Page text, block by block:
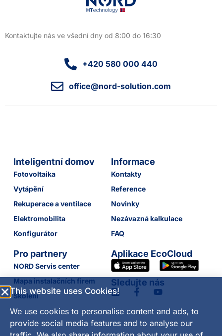
Kontaktujte nás ve všední dny od 8:00 do 16:30
+420 580 000 440
office@nord-solution.com
Inteligentní domov
Fotovoltaika
Vytápění
Rekuperace a ventilace
Elektromobilita
Konfigurátor
Informace
Kontakty
Reference
Novinky
Nezávazná kalkulace
FAQ
Pro partnery
NORD Servis center
Mapa instalačních firem
Školení
Aplikace EcoCloud
Sledujte nás
This website uses Cookies!
We use cookies to personalise content and ads, to
provide social media features and to analyse our